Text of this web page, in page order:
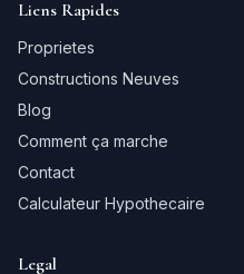
Liens Rapides
Proprietes
Constructions Neuves
Blog
Comment ça marche
Contact
Calculateur Hypothecaire
Legal